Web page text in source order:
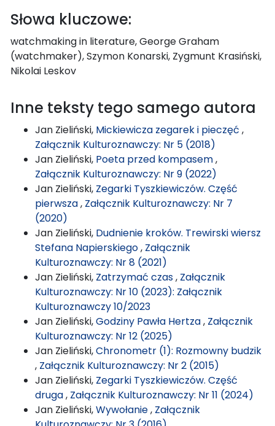
Słowa kluczowe:
watchmaking in literature, George Graham
(watchmaker), Szymon Konarski, Zygmunt Krasiński,
Nikolai Leskov
Inne teksty tego samego autora
Jan Zieliński, Mickiewicza zegarek i pieczęć ,
Załącznik Kulturoznawczy: Nr 5 (2018)
Jan Zieliński, Poeta przed kompasem,
Załącznik Kulturoznawczy: Nr 9 (2022)
Jan Zieliński, Zegarki Tyszkiewiczów. Część
pierwsza, Załącznik Kulturoznawczy: Nr 7
(2020)
Jan Zieliński, Dudnienie kroków. Trewirski wiersz
Stefana Napierskiego, Załącznik
Kulturoznawczy: Nr 8 (2021)
Jan Zieliński, Zatrzymać czas, Załącznik
Kulturoznawczy: Nr 10 (2023): Załącznik
Kulturoznawczy 10/2023
Jan Zieliński,Godziny Pawła Hertza, Załącznik
Kulturoznawczy: Nr 12 (2025)
Jan Zieliński,Chronometr (1): Rozmowny budzik
, Załącznik Kulturoznawczy: Nr 2 (2015)
Jan Zieliński, Zegarki Tyszkiewiczów. Część
druga, Załącznik Kulturoznawczy: Nr 11 (2024)
Jan Zieliński,Wywołanie, Załącznik